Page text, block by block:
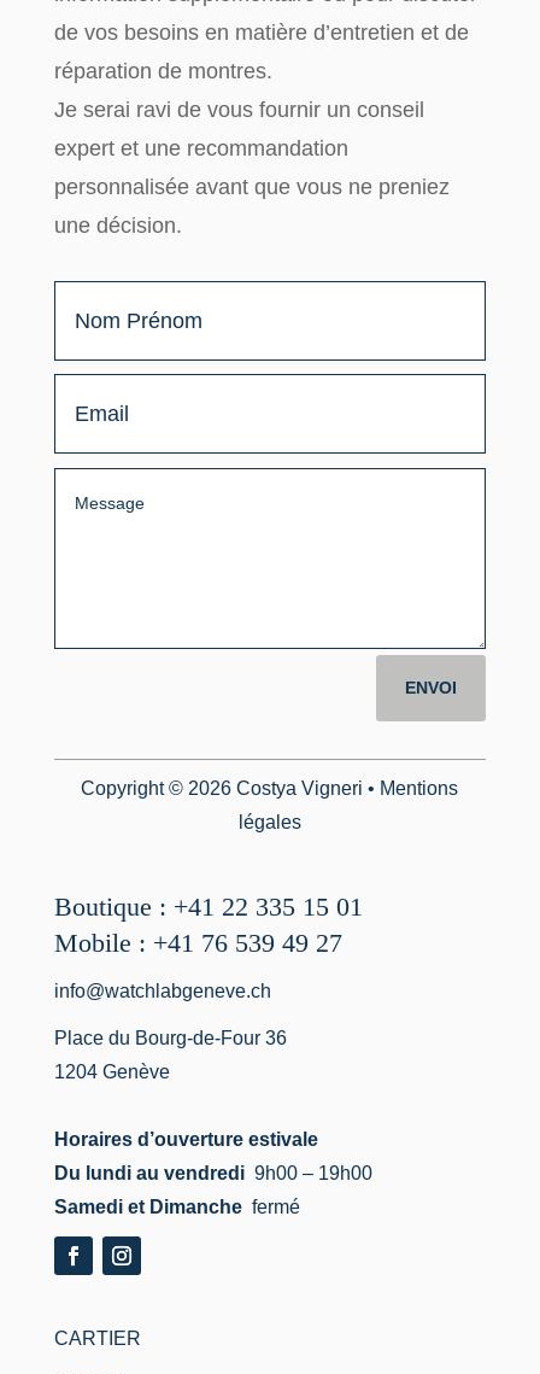
de vos besoins en matière d’entretien et de
réparation de montres.
Je serai ravi de vous fournir un conseil
expertet une recommandation
personnalisée avant que vous ne preniez
une décision.
ENVOI
Copyright © 2026 Costya Vigneri • Mentions
légales
Boutique : +41 22 335 15 01
Mobile : +41 76 539 49 27
info@watchlabgeneve.ch
Place du Bourg-de-Four 36
1204 Genève
Horaires d’ouverture estivale
Du lundi au vendredi 9h00 – 19h00
Samedi et Dimanche fermé
CARTIER